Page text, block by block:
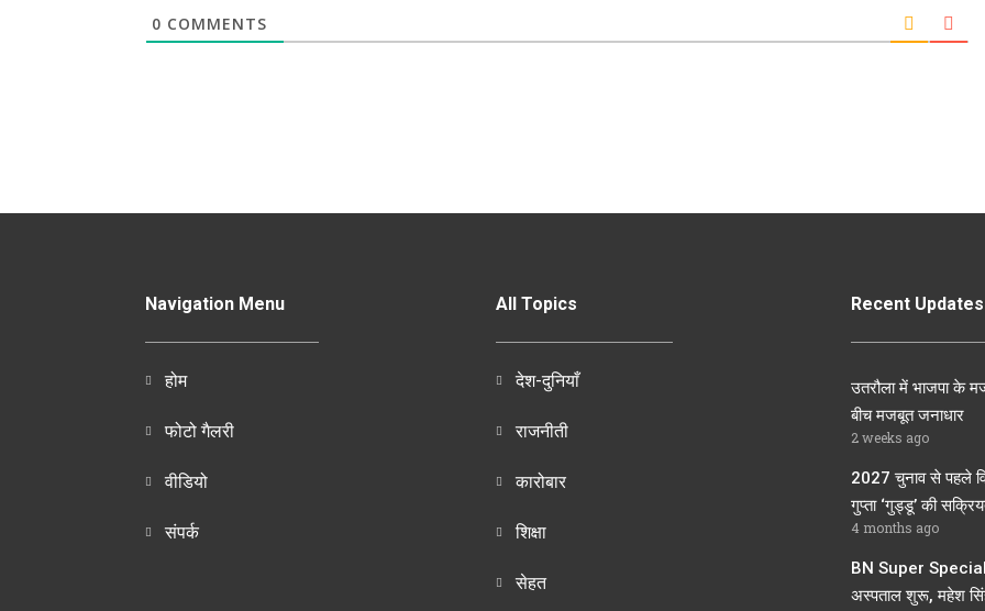
0 COMMENTS
Navigation Menu
होम
फोटो गैलरी
वीडियो
संपर्क
All Topics
देश-दुनियाँ
राजनीती
कारोबार
शिक्षा
सेहत
Recent Updates
उतरौला में भाजपा के
बीच मजबूत जनाधार
2 weeks ago
2027 चुनाव से पहले
गुप्ता ‘गुड्डू’ की
4 months ago
BN Super
अस्पताल शुरू, महेश